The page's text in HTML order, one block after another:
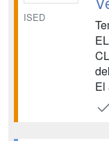
ISED
EL
El
3. La consulta veterinaria básica. 4.